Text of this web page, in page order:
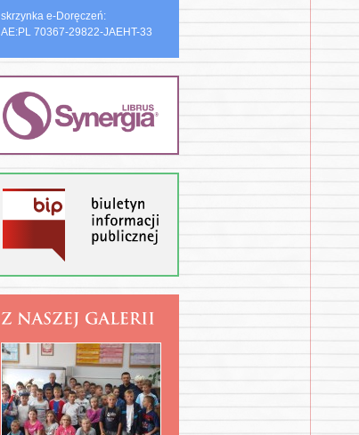
skrzynka e-Doręczeń:
AE:PL 70367-29822-JAEHT-33